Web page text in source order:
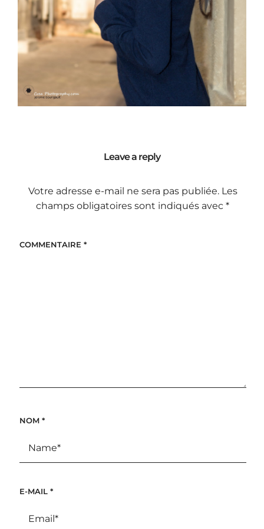
Leave a reply
Votre adresse e-mail ne sera pas publiée. Les
champs obligatoires sont indiqués avec*
COMMENTAIRE *
NOM *
E-MAIL *